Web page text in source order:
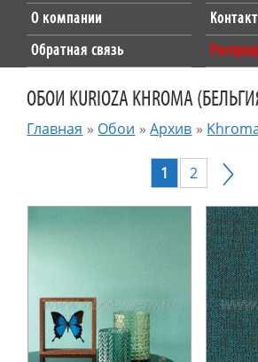
О компании
Обратная связь
ОБОИ KURIOZA KHROMA
Главная » Обои »Архив »
1 2